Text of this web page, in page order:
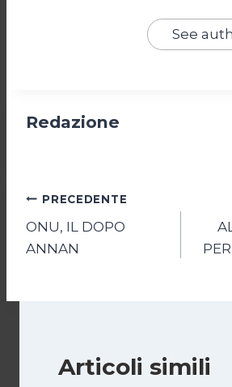
See
Redazione
Navigazione
articoli
PRECEDENTE
ONU, IL DOPO
ANNAN
Articoli simili